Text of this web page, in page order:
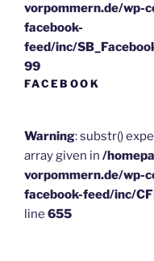
vorpommern.de/wp-
facebook-
feed/inc/
99
FACEBOOK
Warning: substr()
array given in /
vorpommern.de/wp-
facebook-feed/inc/
line 655